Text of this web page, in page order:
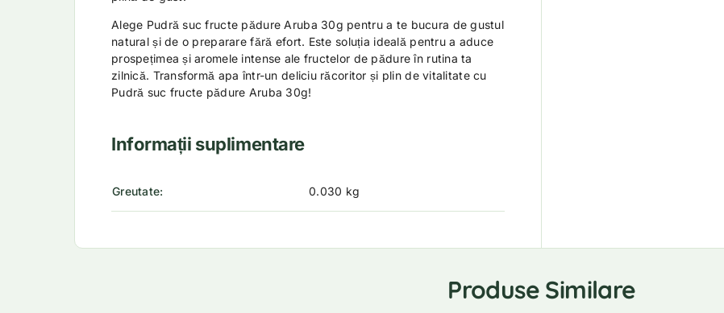
Alege Pudră suc fructe pădure Aruba 30g pentru a te bucura de gustul
natural și de o preparare fără efort. Este soluția ideală pentru a aduce
prospețimea și aromele intense ale fructelor de pădure în rutina ta
zilnică. Transformă apa într-un deliciu răcoritor și plin de vitalitate cu
Pudră suc fructe pădure Aruba 30g!
Informații suplimentare
Greutate 0.030 kg
Produse Similare